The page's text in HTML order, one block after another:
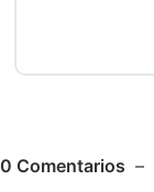
0 Comentarios